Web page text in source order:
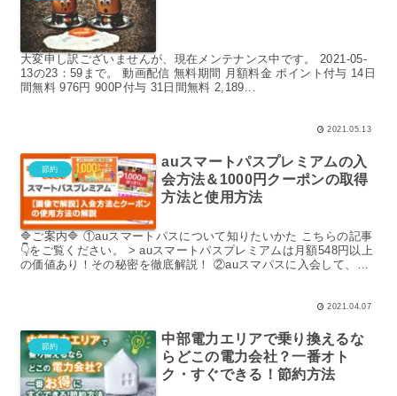
大変申し訳ございませんが、現在メンテナンス中です。 2021-05-
13の23：59まで。 動画配信 無料期間 月額料金 ポイント付与 14日
間無料 976円 900P付与 31日間無料 2,189...
2021.05.13
節約
auスマートパスプレミアムの入
会方法＆1000円クーポンの取得
方法と使用方法
🔷ご案内🔷 ①auスマートパスについて知りたいかた こちらの記事
👇をご覧ください。 > auスマートパスプレミアムは月額548円以上
の価値あり！その秘密を徹底解説！ ②auスマパスに入会して、す
2021.04.07
節約
中部電力エリアで乗り換えるな
らどこの電力会社？一番オト
ク・すぐできる！節約方法